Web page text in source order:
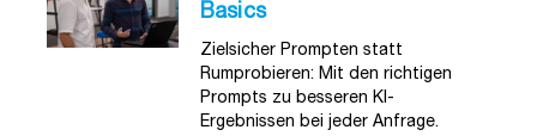
Basics
Zielsicher Prompten statt
Rumprobieren: Mit den richtigen
Prompts zu besseren KI-
Ergebnissen bei jeder Anfrage.